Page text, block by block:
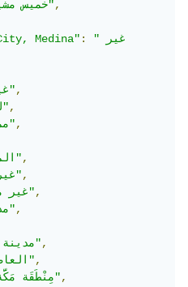
"خميس مشيط",
City, Medina":
"غير
"غير متوفر",
"لیلى",
"مملكة لحيان",
"المجمعة",
"غير متوفر",
"غير متوفر",
"مدينة النبي",
"مدينة النبي",
"العاصمة المقدسة",
"مِنْطَقَة مَكَّة",